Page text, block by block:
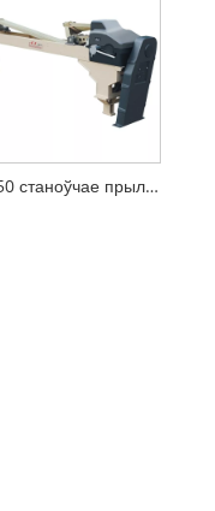
S1350 станоўчае прылада руху CAM